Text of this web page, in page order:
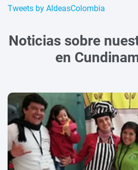
Tweets by AldeasColombia
Noticias sobre
en